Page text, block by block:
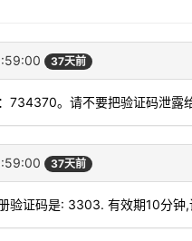
37天前
734370。请不要把验证码泄露
37天前
验证码是: 3303. 有效期10分钟